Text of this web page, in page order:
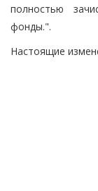
полностью
фонды.".
Настоящие